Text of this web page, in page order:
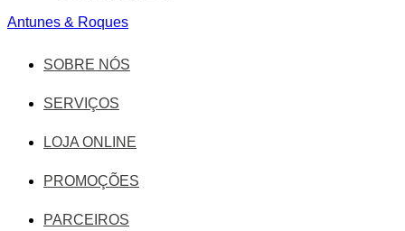
Antunes & Roques
SOBRE NÓS
SERVIÇOS
LOJA ONLINE
PROMOÇÕES
PARCEIROS